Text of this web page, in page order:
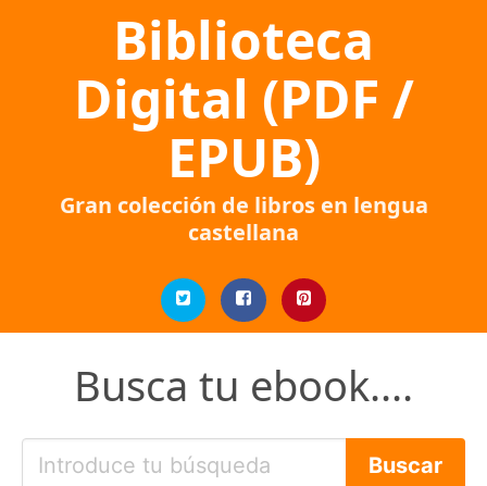
Biblioteca
Digital (PDF /
EPUB)
Gran colección de libros en lengua
castellana
Busca tu ebook....